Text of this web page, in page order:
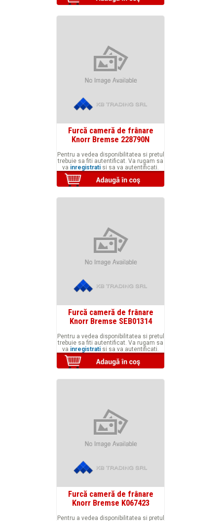
Furcă cameră de frânare
Knorr Bremse 228790N
Pentru a vedea disponibilitatea si pretul
trebuie sa fiti autentificat. Va rugam sa
va inregistrati si sa va autentificati.
Furcă cameră de frânare
Knorr Bremse SEB01314
Pentru a vedea disponibilitatea si pretul
trebuie sa fiti autentificat. Va rugam sa
va inregistrati si sa va autentificati.
Furcă cameră de frânare
Knorr Bremse K067423
Pentru a vedea disponibilitatea si pretul